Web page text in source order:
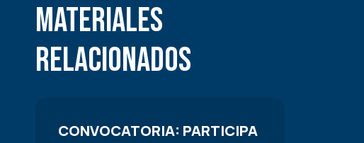
Materiales
Relacionados
CONVOCATORIA: PARTICIPA